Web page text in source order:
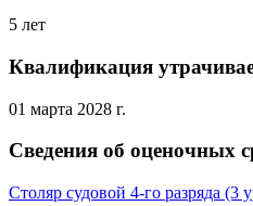
5 лет
Квалификация
01 марта 2028 г.
Сведения об оценочных
Столяр судовой 4-го разряда (3